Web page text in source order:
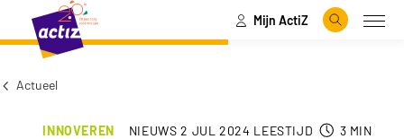
Naar hoofdinhoud
Naar menu Mijn ActiZ
Zoeken
Actueel
INNOVEREN NIEUWS 2 JUL 2024 LEESTIJD 3 MIN